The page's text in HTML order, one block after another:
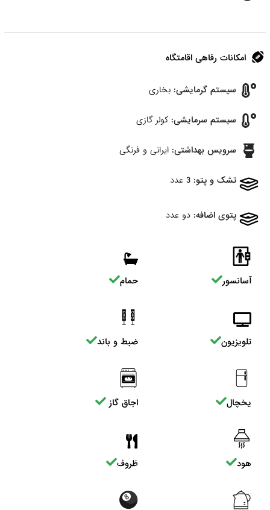
امکانات رفاهی اقامتگاه
سیستم گرمایشی: بخاری
سیستم سرمایشی: کولر گازی
سرویس بهداشتی: ایرانی و فرنگی
تشک و پتو: 3 عدد
پتوی اضافه: دو عدد
آسانسور حمام
تلویزیون ضبط و باند
یخچال اجاق گاز
هود ظروف